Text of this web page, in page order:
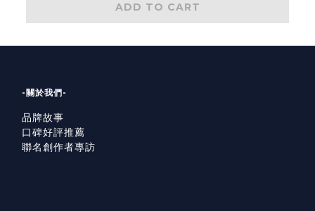
ADD TO CART
-關於我們-
品牌故事
口碑好評推薦
聯名創作者專訪